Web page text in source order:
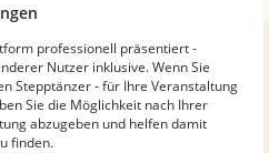
professionell präsentiert -
Nutzer inklusive. Wenn Sie
Stepptänzer - für Ihre Veranstaltung
Sie die Möglichkeit nach Ihrer
abzugeben und helfen damit
finden.